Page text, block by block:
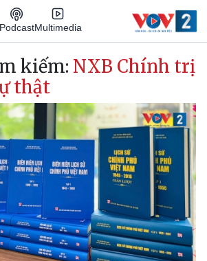
Multimedia
kiếm: NXB Chính trị
thật